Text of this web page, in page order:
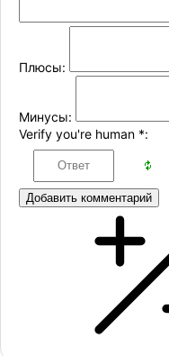
Плюсы:
Минусы:
Verify you're human *:
Добавить комментарий